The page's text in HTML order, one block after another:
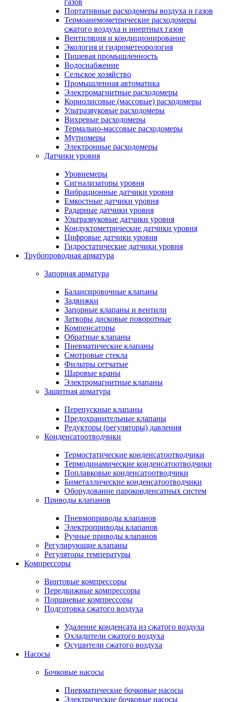
газов
Портативные расходомеры воздуха и газов
Термоанемометрические расходомеры
сжатого воздуха и инертных газов
Вентиляция и кондиционирование
Экология и гидрометеорология
Пищевая промышленность
Водоснабжение
Сельское хозяйство
Промышленная автоматика
Электромагнитные расходомеры
Кориолисовые (массовые) расходомеры
Ультразвуковые расходомеры
Вихревые расходомеры
Термально-массовые расходомеры
Мутномеры
Электронные расходомеры
Датчики уровня
Уровнемеры
Сигнализаторы уровня
Вибрационные датчики уровня
Емкостные датчики уровня
Радарные датчики уровня
Ультразвуковые датчики уровня
Кондуктометрические датчики уровня
Цифровые датчики уровня
Гидростатические датчики уровня
Трубопроводная арматура
Запорная арматура
Балансировочные клапаны
Задвижки
Запорные клапаны и вентили
Затворы дисковые поворотные
Компенсаторы
Обратные клапаны
Пневматические клапаны
Смотровые стекла
Фильтры сетчатые
Шаровые краны
Электромагнитные клапаны
Защитная арматура
Перепускные клапаны
Предохранительные клапаны
Редукторы (регуляторы) давления
Конденсатоотводчики
Термостатические конденсатоотводчики
Термодинамические конденсатоотводчики
Поплавковые конденсатоотводчики
Биметаллические конденсатоотводчики
Оборудование пароконденсатных систем
Приводы клапанов
Пневмоприводы клапанов
Электроприводы клапанов
Ручные приводы клапанов
Регулирующие клапаны
Регуляторы температуры
Компрессоры
Винтовые компрессоры
Передвижные компрессоры
Поршневые компрессоры
Подготовка сжатого воздуха
Удаление конденсата из сжатого воздуха
Охладители сжатого воздуха
Осушители сжатого воздуха
Насосы
Бочковые насосы
Пневматические бочковые насосы
Электрические бочковые насосы